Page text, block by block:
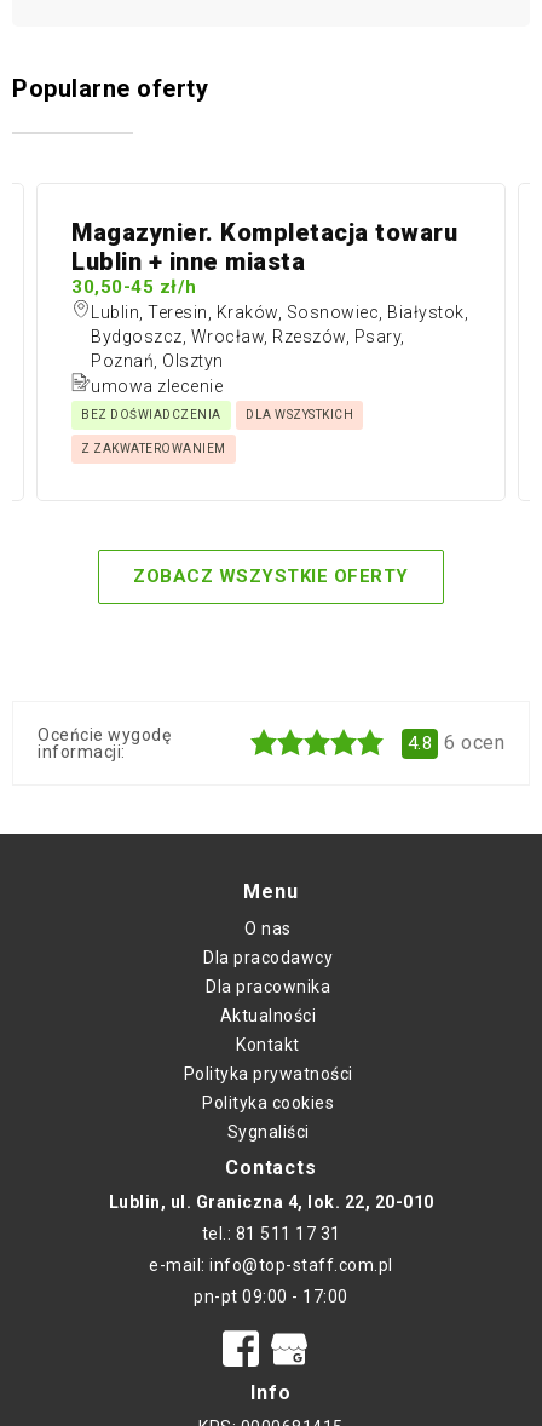
Popularne oferty
Magazynier. Kompletacja towaru
Lublin + inne miasta
30,50-45 zł/h
Lublin, Teresin, Kraków, Sosnowiec, Białystok,
Bydgoszcz, Wrocław, Rzeszów, Psary,
Poznań, Olsztyn
umowa zlecenie
BEZ DOŚWIADCZENIA DLA WSZYSTKICH
Z ZAKWATEROWANIEM
ZOBACZ WSZYSTKIE OFERTY
Oceńcie wygodę
informacji:
4.8 6 ocen
Menu
O nas
Dla pracodawcy
Dla pracownika
Aktualności
Kontakt
Polityka prywatności
Polityka cookies
Sygnaliści
Contacts
Lublin, ul. Graniczna 4, lok. 22, 20-010
tel.: 81 511 17 31
e-mail: info@top-staff.com.pl
pn-pt 09:00 - 17:00
Info